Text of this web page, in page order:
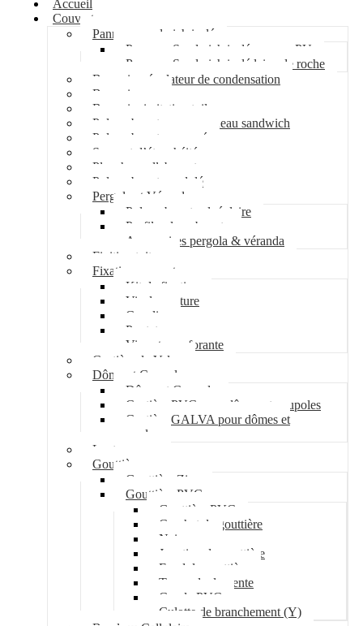
Accueil
Couverture
Panneau sandwich isolé
Panneau Sandwich isolé mousse PU
Panneau Sandwich isolé laine de roche
Bac acier régulateur de condensation
Bac acier sec
Bac acier imitation tuile
Polycarbonate pour panneau sandwich
Polycarbonate nervuré
Support d’étanchéité
Plancher collaborant
Polycarbonate ondulé
Pergola et Véranda
Polycarbonate alvéolaire
Profil polycarbonate
Accessoires pergola & véranda
Finition toiture
Fixation couverture
Kit de fixation
Vis de couture
Cavalier
Pontet
Vis auto-perforante
Costière de Velux
Dôme et Coupole
Dôme et Coupole
Costière PVC pour dômes et coupoles
Costière GALVA pour dômes et
coupoles
Lanterneau
Gouttière
Gouttière Zinc
Gouttière PVC
Gouttière PVC
Crochet de gouttière
Naissance
Jonction de gouttière
Fond de gouttière
Tuyau de descente
Coude PVC
Culotte de branchement (Y)